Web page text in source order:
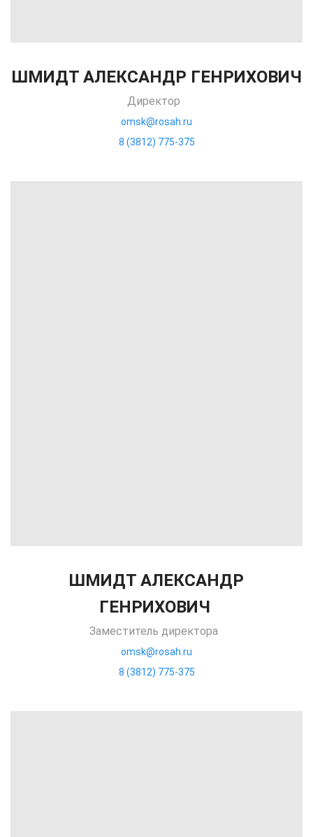
ШМИДТ АЛЕКСАНДР ГЕНРИХОВИЧ
Директор
omsk@rosah.ru
8 (3812) 775-375
ШМИДТ АЛЕКСАНДР
ГЕНРИХОВИЧ
Заместитель директора
omsk@rosah.ru
8 (3812) 775-375